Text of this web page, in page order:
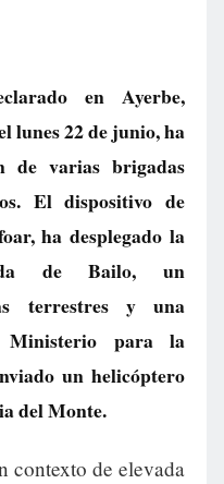
en Ayerbe,
lunes 22 de junio, ha
de varias brigadas
El dispositivo de
ha desplegado la
de Bailo, un
terrestres y una
Ministerio para la
un helicóptero
del Monte.
contexto de elevada